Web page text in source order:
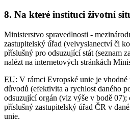
8. Na které instituci životní
Ministerstvo spravedlnosti -
zastupitelský úřad (velvyslanectví či
příslušný pro odsuzující stát (seznam
nalézt na internetových stránkách
EU: V rámci Evropské unie je vhodné
důvodů (efektivita a rychlost daného
odsuzující orgán (viz výše v bodě 07);
příslušný zastupitelský úřad ČR v
unie.